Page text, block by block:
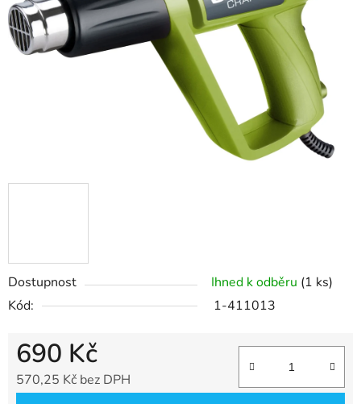
Dostupnost Ihned k odběru (1 ks)
Kód:
1-411013
690 Kč
570,25 Kč bez DPH
hvězdiček.